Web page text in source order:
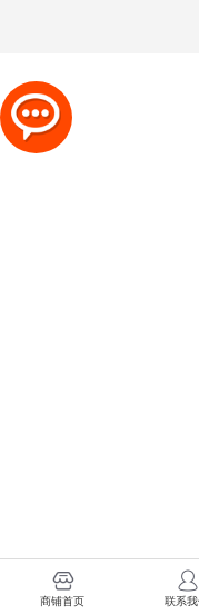
商铺首页 联系我